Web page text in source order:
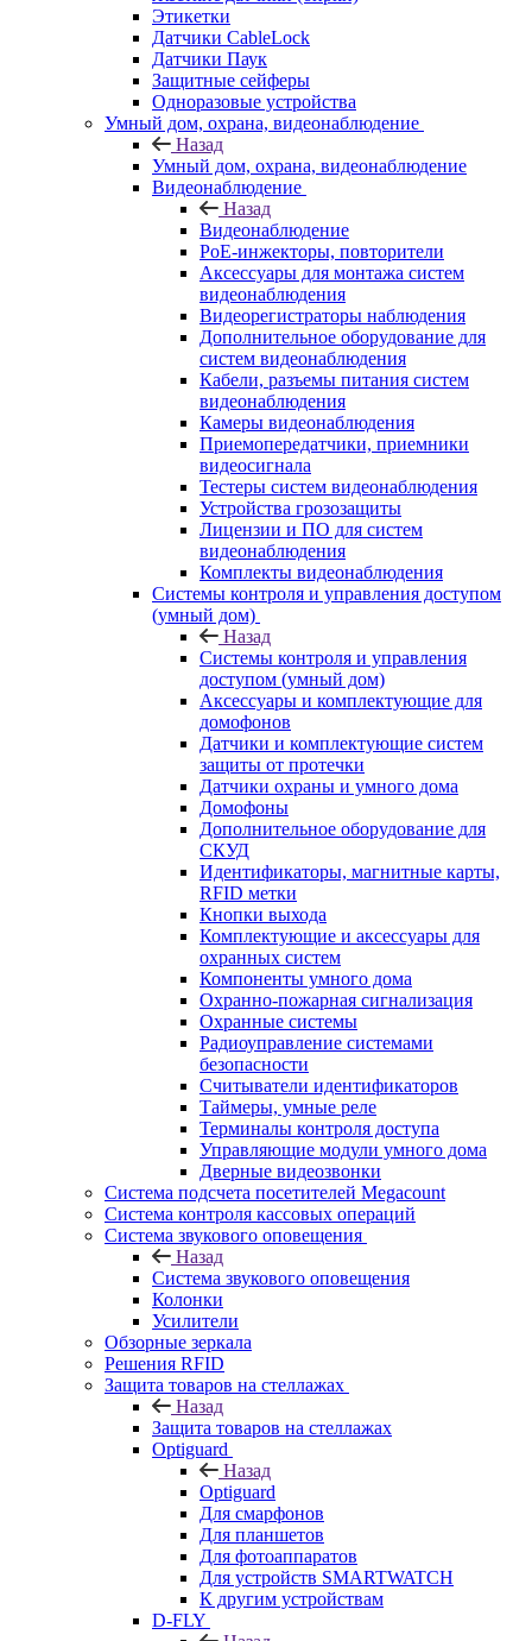
Этикетки
Датчики CableLock
Датчики Паук
Защитные сейферы
Одноразовые устройства
Умный дом, охрана, видеонаблюдение
Назад
Умный дом, охрана, видеонаблюдение
Видеонаблюдение
Назад
Видеонаблюдение
PoE-инжекторы, повторители
Аксессуары для монтажа систем
видеонаблюдения
Видеорегистраторы наблюдения
Дополнительное оборудование для
систем видеонаблюдения
Кабели, разъемы питания систем
видеонаблюдения
Камеры видеонаблюдения
Приемопередатчики, приемники
видеосигнала
Тестеры систем видеонаблюдения
Устройства грозозащиты
Лицензии и ПО для систем
видеонаблюдения
Комплекты видеонаблюдения
Системы контроля и управления доступом
(умный дом)
Назад
Системы контроля и управления
доступом (умный дом)
Аксессуары и комплектующие для
домофонов
Датчики и комплектующие систем
защиты от протечки
Датчики охраны и умного дома
Домофоны
Дополнительное оборудование для
СКУД
Идентификаторы, магнитные карты,
RFID метки
Кнопки выхода
Комплектующие и аксессуары для
охранных систем
Компоненты умного дома
Охранно-пожарная сигнализация
Охранные системы
Радиоуправление системами
безопасности
Считыватели идентификаторов
Таймеры, умные реле
Терминалы контроля доступа
Управляющие модули умного дома
Дверные видеозвонки
Система подсчета посетителей Megacount
Система контроля кассовых операций
Система звукового оповещения
Назад
Система звукового оповещения
Колонки
Усилители
Обзорные зеркала
Решения RFID
Защита товаров на стеллажах
Назад
Защита товаров на стеллажах
Optiguard
Назад
Optiguard
Для смарфонов
Для планшетов
Для фотоаппаратов
Для устройств SMARTWATCH
К другим устройствам
D-FLY